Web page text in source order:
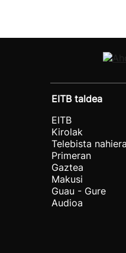
EITB taldea
EITB
Kirolak
Telebista
Primeran
Gaztea
Makusi
Guau - Gure
Audioa